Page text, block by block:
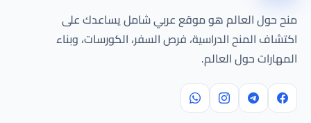
منح حول العالم هو موقع عربي شامل يساعدك على
اكتشاف المنح الدراسية، فرص السفر، الكورسات، وبناء
المهارات حول العالم.